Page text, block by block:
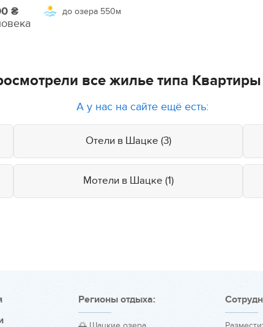
до озера 550м
₴
все жилье типа
А у нас на сайте ещё есть:
Отели в Шацке (3)
Мотели в Шацке (1)
Регионы отдыха: